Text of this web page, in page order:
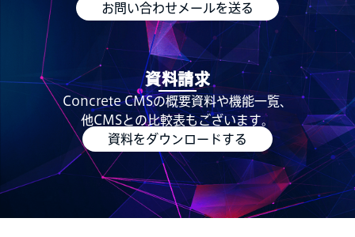
お問い合わせメールを送る
資料請求
Concrete CMSの概要資料や機能一覧、
他CMSとの比較表もございます。
資料をダウンロードする